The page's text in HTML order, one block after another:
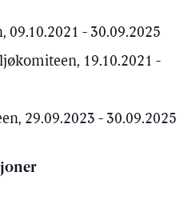
- 30.09.2025
19.10.2021 -
29.09.2023 - 30.09.2025